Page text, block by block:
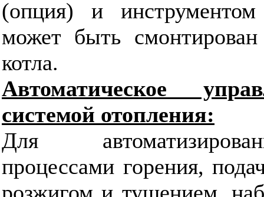
(опция) и
может быть
котла.
Автоматическое
системой отопления:
Для
процессами горения,